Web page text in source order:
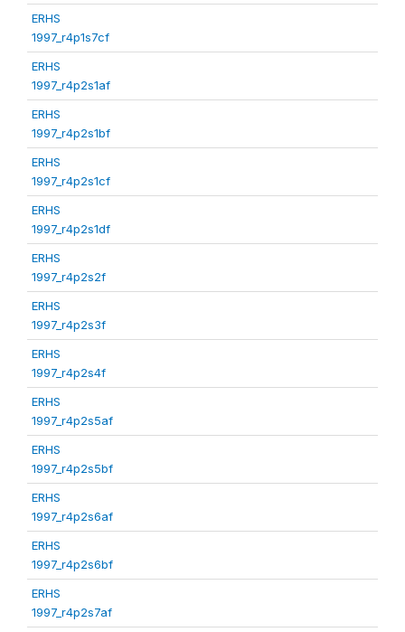
ERHS
1997_r4p1s7cf
ERHS
1997_r4p2s1af
ERHS
1997_r4p2s1bf
ERHS
1997_r4p2s1cf
ERHS
1997_r4p2s1df
ERHS
1997_r4p2s2f
ERHS
1997_r4p2s3f
ERHS
1997_r4p2s4f
ERHS
1997_r4p2s5af
ERHS
1997_r4p2s5bf
ERHS
1997_r4p2s6af
ERHS
1997_r4p2s6bf
ERHS
1997_r4p2s7af